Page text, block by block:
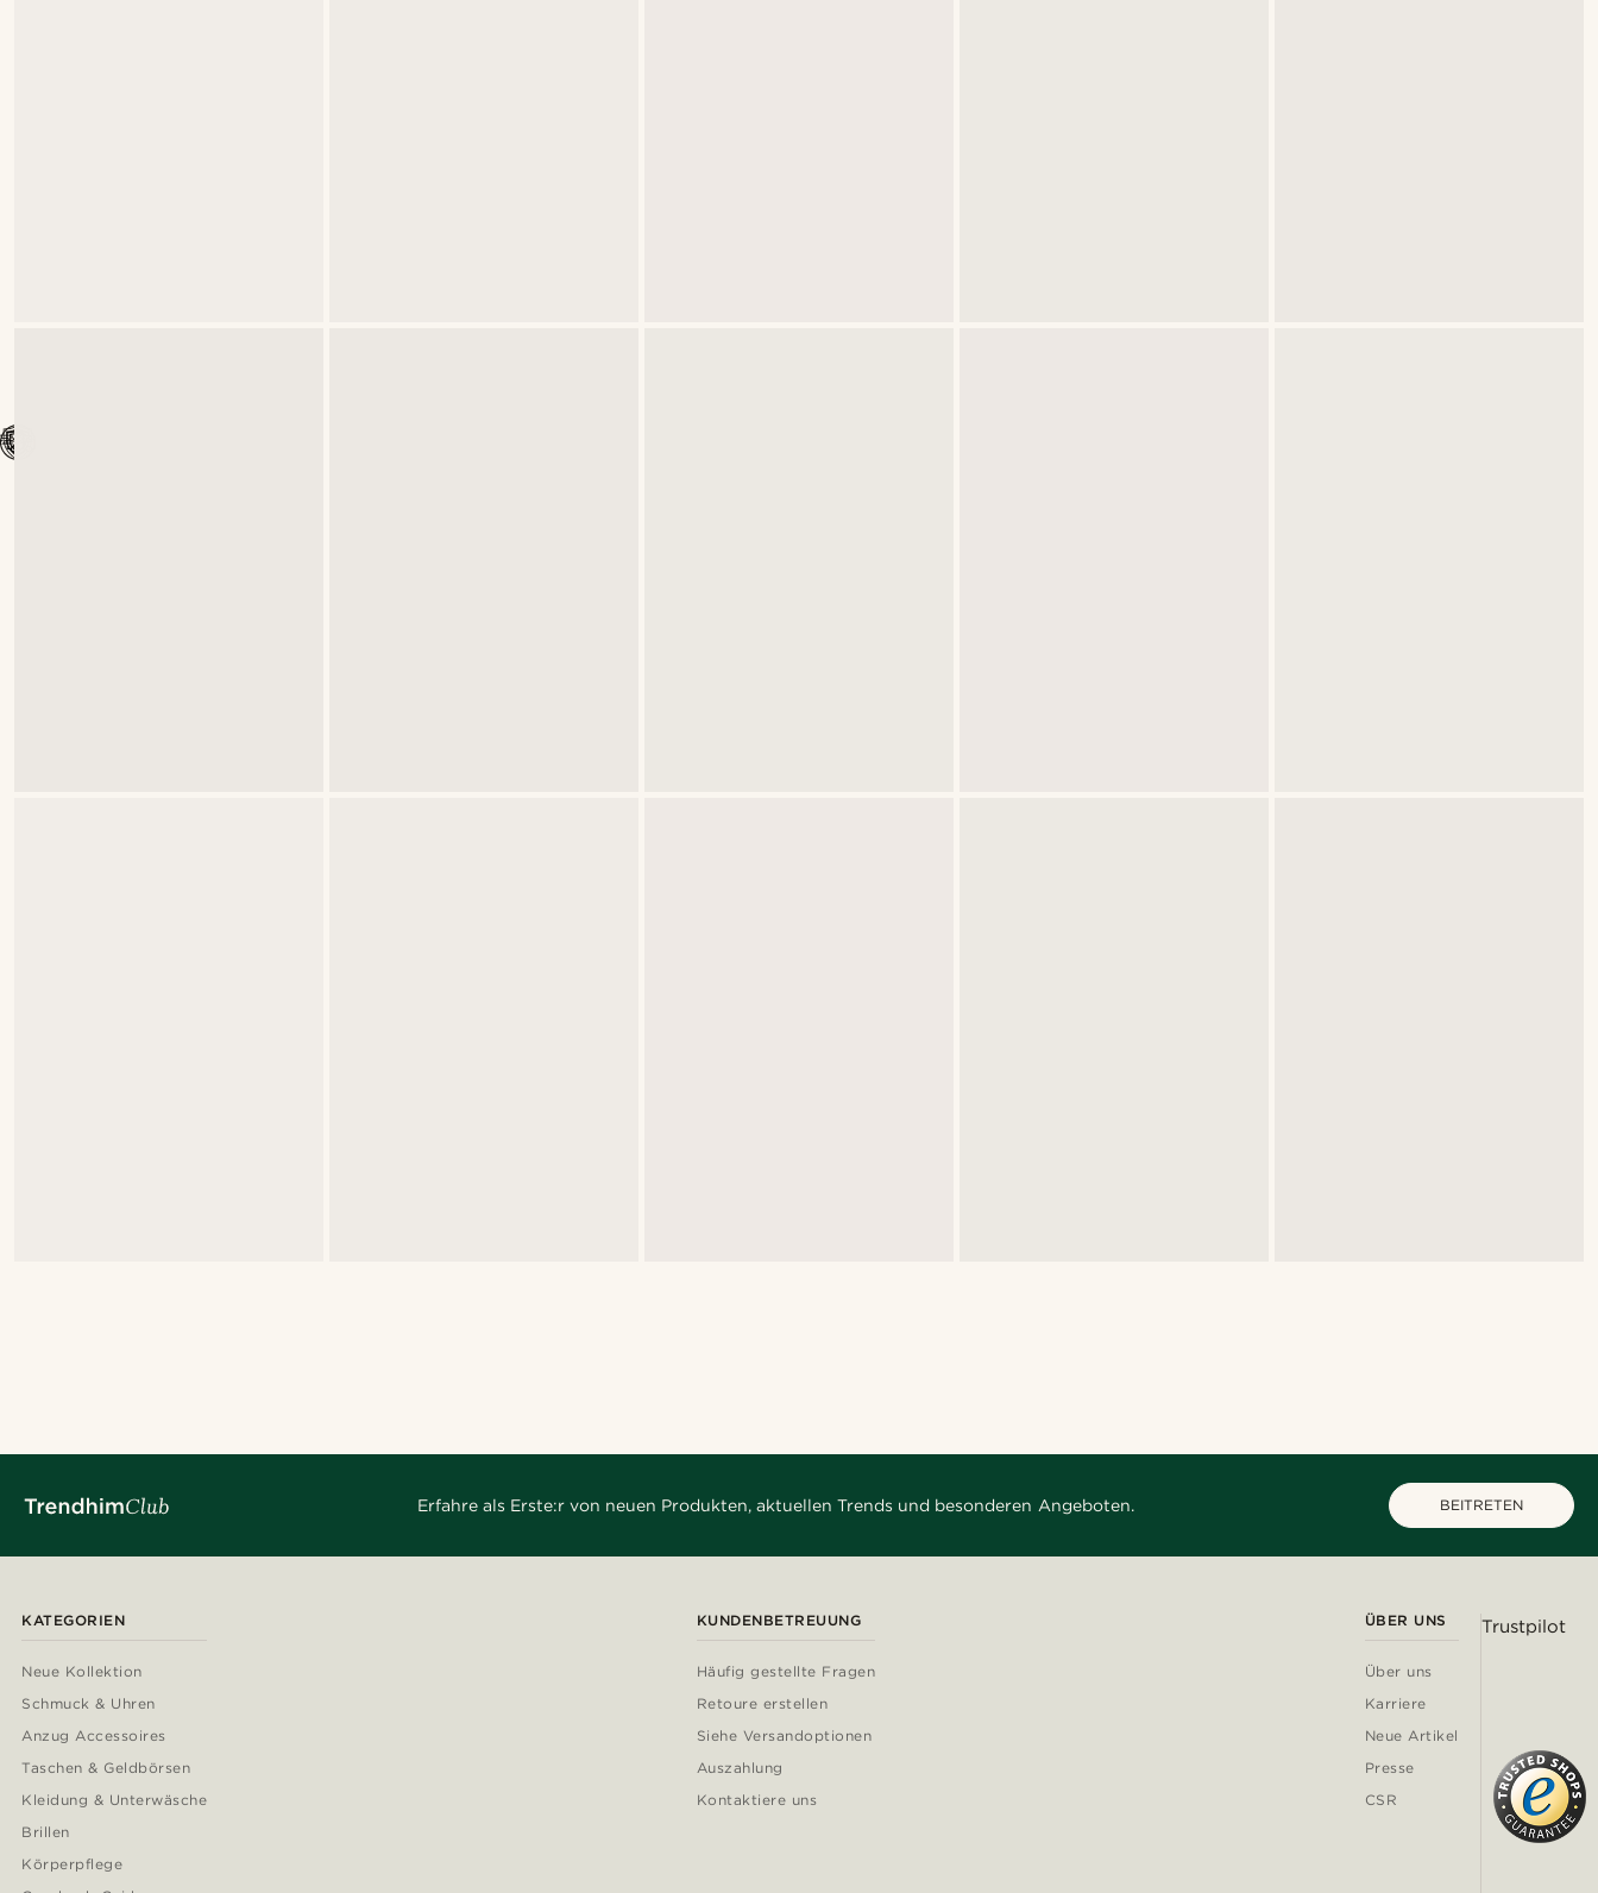
Erfahre als Erste:r von neuen Produkten, aktuellen Trends und besonderen Angeboten. BEITRETEN
KATEGORIEN
Neue Kollektion
Schmuck & Uhren
Anzug Accessoires
Taschen & Geldbörsen
Kleidung & Unterwäsche
Brillen
Körperpflege
KUNDENBETREUUNG
Häufig gestellte Fragen
Retoure erstellen
Siehe Versandoptionen
Auszahlung
Kontaktiere uns
ÜBER UNS
Über uns
Karriere
Neue Artikel
Presse
CSR
Trustpilot